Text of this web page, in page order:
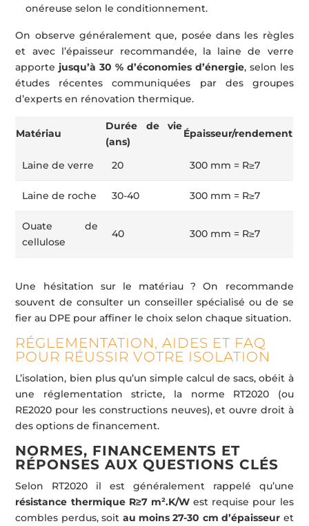
onéreuse selon le conditionnement.
On observe généralement que, posée dans les règles
et avec l’épaisseur recommandée, la laine de verre
apporte jusqu’à 30 % d’économies d’énergie, selon les
études récentes communiquées par des groupes
d’experts en rénovation thermique.
Matériau
Durée de vie
(ans)
Épaisseur/rendement
Laine de verre 20 300 mm = R≥7
Laine de roche 30-40 300 mm = R≥7
Ouate de
cellulose
40 300 mm = R≥7
Une hésitation sur le matériau ? On recommande
souvent de consulter un conseiller spécialisé ou de se
fier au DPE pour affiner le choix selon chaque situation.
RÉGLEMENTATION, AIDES ET FAQ
POUR RÉUSSIR VOTRE ISOLATION
L’isolation, bien plus qu’un simple calcul de sacs, obéit à
une réglementation stricte, la norme RT2020 (ou
RE2020 pour les constructions neuves), et ouvre droit à
des options de financement.
NORMES, FINANCEMENTS ET
RÉPONSES AUX QUESTIONS CLÉS
Selon RT2020 il est généralement rappelé qu’une
résistance thermique R≥7 m².K/West requise pour les
combles perdus, soit au moins 27-30 cm d’épaisseur et